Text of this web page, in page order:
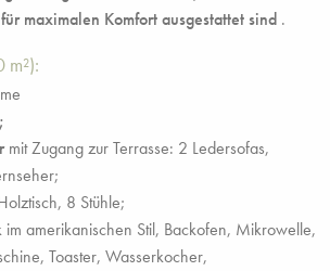
maximalen Komfort ausgestattet sind .
m²):
mit Zugang zur Terrasse: 2 Ledersofas,
8 Stühle;
im amerikanischen Stil, Backofen, Mikrowelle,
Toaster, Wasserkocher,